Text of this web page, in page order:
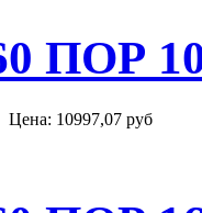
ПОР
Цена: 10997,07 руб